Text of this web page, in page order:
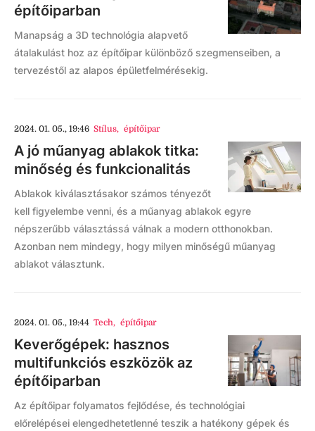
építőiparban
Manapság a 3D technológia alapvető
átalakulást hoz az építőipar különböző szegmenseiben, a
tervezéstől az alapos épületfelmérésekig.
2024. 01. 05., 19:46 Stílus, építőipar
A jó műanyag ablakok titka:
minőség és funkcionalitás
Ablakok kiválasztásakor számos tényezőt
kell figyelembe venni, és a műanyag ablakok egyre
népszerűbb választássá válnak a modern otthonokban.
Azonban nem mindegy, hogy milyen minőségű műanyag
ablakot választunk.
2024. 01. 05., 19:44 Tech, építőipar
Keverőgépek: hasznos
multifunkciós eszközök az
építőiparban
Az építőipar folyamatos fejlődése, és technológiai
előrelépései elengedhetetlenné teszik a hatékony gépek és